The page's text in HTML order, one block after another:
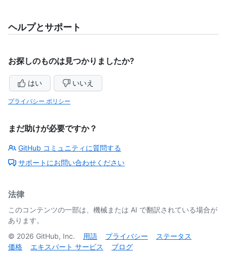
ヘルプとサポート
お探しのものは見つかりましたか?
はい いいえ
プライバシー ポリシー
まだ助けが必要ですか？
GitHub コミュニティに質問する
サポートにお問い合わせください
法律
このコンテンツの一部は、機械または AI で翻訳されている場合が
あります。
© 2026 GitHub, Inc. 用語 プライバシー
ステータス
価格
エキスパート サービス ブログ